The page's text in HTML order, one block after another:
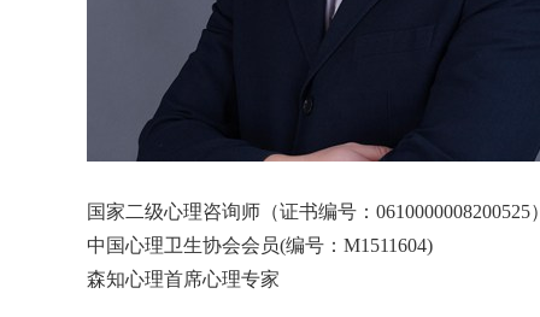
国家二级心理咨询师（证书编号：0610000008200525
中国心理卫生协会会员(编号：M1511604)
森知心理首席心理专家